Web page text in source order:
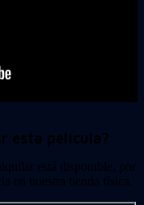
esta película?
está disponible, por
en nuestra tienda física.